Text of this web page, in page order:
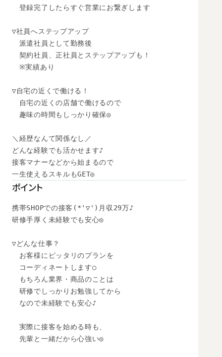
登録完了したらすぐ営業にお繋ぎします
▽社員へステップアップ
派遣社員として勤務後
契約社員、正社員とステップアップも！
※実績あり
▽自宅の近くで働ける！
自宅の近くの店舗で働けるので
趣味の時間もしっかり確保◎
＼経歴なんて関係なし／
どんな経験でも活かせます♪
接客マナーなどから始まるので
一生使えるスキルもGET◎
ポイント
携帯SHOPでの接客(*'▽')月収29万♪
研修手厚く未経験でも安心◎
▽どんな仕事？
お客様にピッタリのプランを
コーディネートします○
もちろん業界・商品のことは
研修でしっかりお勉強してから
なので未経験でも安心♪
実際に接客を始める時も、
先輩と一緒だから心強い◎